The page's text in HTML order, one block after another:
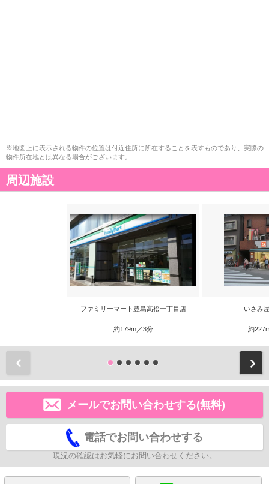
※地図上に表示される物件の位置は付近住所に所在することを表すものであり、実際の
物件所在地とは異なる場合がございます。
周辺施設
ファミリーマート豊島高松一丁目店
約179m／3分
いさみ
約
メールでお問い合わせする(無料)
電話でお問い合わせする
現況の確認はお気軽にお問い合わせください。